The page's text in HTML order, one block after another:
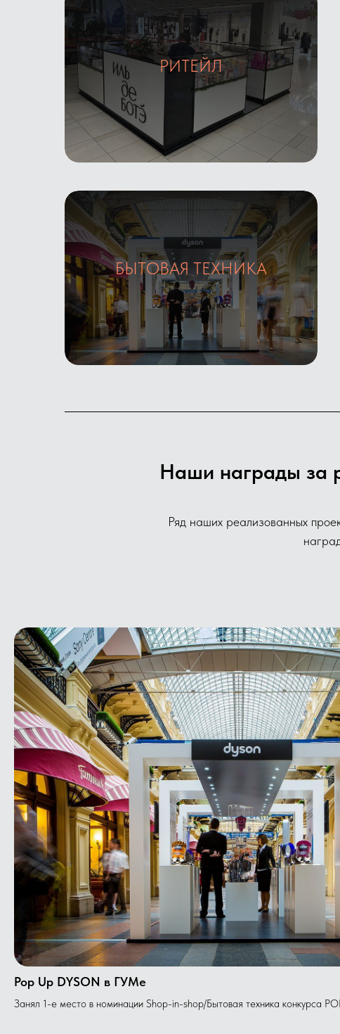
РИТЕЙЛ
Галерея
БЫТОВАЯ ТЕХНИКА
Галерея
Наши награды за
Ряд наших реализованных
Pop Up DYSON в ГУМе
Занял 1-е место в номинации Shop-in-shop/Бытовая техника конкурса